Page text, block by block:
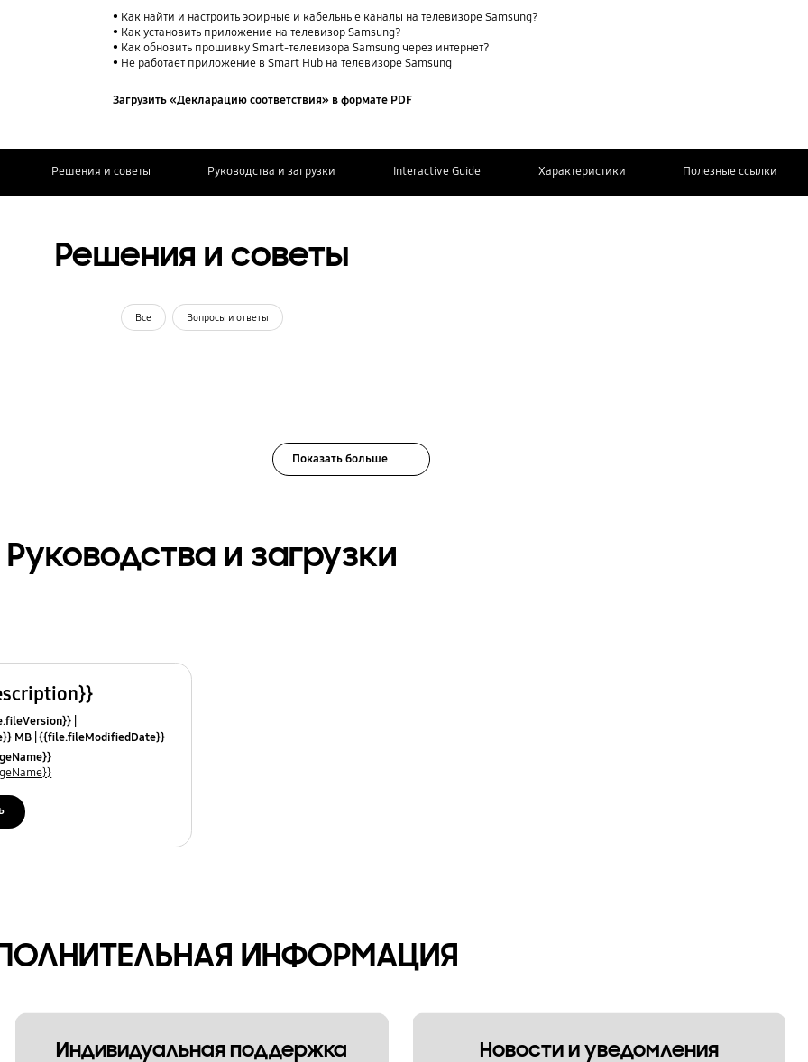
Как найти и настроить эфирные и кабельные каналы на телевизоре Samsung?
Как установить приложение на телевизор Samsung?
Как обновить прошивку Smart-телевизора Samsung через интернет?
Не работает приложение в Smart Hub на телевизоре Samsung
Загрузить «Декларацию соответствия» в формате PDF
Решения и советы Руководства и загрузки Interactive Guide Характеристики Полезные ссылки
Решения и советы
Все Вопросы и ответы
Показать больше
Руководства и загрузки
MB {{file.fileModifiedDate}}
ИНФОРМАЦИЯ
Индивидуальная поддержка Новости и уведомления